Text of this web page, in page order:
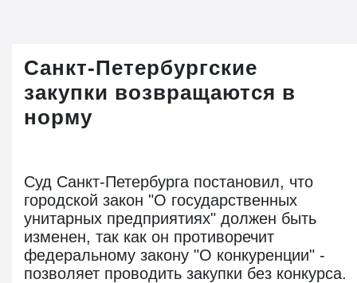
Санкт-Петербургские
закупки возвращаются в
норму
Суд Санкт-Петербурга постановил, что
городской закон "О государственных
унитарных предприятиях" должен быть
изменен, так как он противоречит
федеральному закону "О конкуренции" -
позволяет проводить закупки без конкурса.